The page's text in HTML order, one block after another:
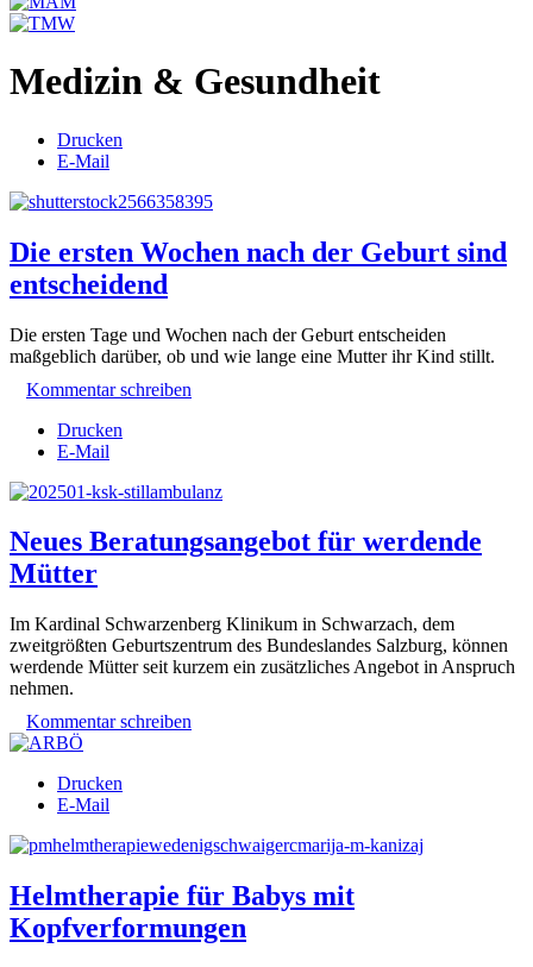
Medizin & Gesundheit
Drucken
E-Mail
Die ersten Wochen nach der Geburt sind
entscheidend
Die ersten Tage und Wochen nach der Geburt entscheiden
maßgeblich darüber, ob und wie lange eine Mutter ihr Kind stillt.
Kommentar schreiben
Drucken
E-Mail
Neues Beratungsangebot für werdende
Mütter
Im Kardinal Schwarzenberg Klinikum in Schwarzach, dem
zweitgrößten Geburtszentrum des Bundeslandes Salzburg, können
werdende Mütter seit kurzem ein zusätzliches Angebot in Anspruch
nehmen.
Kommentar schreiben
Drucken
E-Mail
Helmtherapie für Babys mit
Kopfverformungen